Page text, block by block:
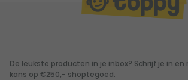
De leukste producten in je inbox? Schrijf je in
kans op €250,- shoptegoed.